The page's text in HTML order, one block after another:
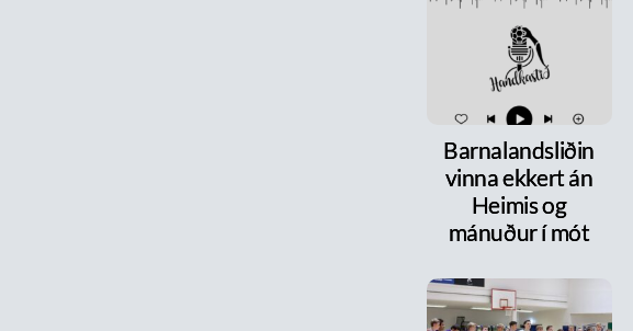
Barnalandsliðin
vinna ekkert án
Heimis og
mánuður í mót